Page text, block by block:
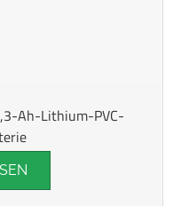
Ah-Lithium-PVC-